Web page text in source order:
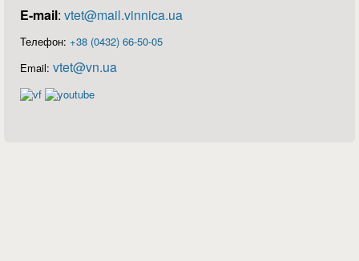
E-mail: vtet@mail.vinnica.ua
Телефон: +38 (0432) 66-50-05
Email: vtet@vn.ua